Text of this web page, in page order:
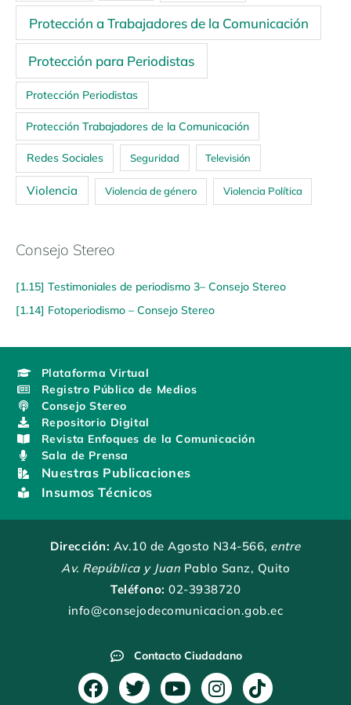
Protección a Trabajadores de la Comunicación
Protección para Periodistas
Protección Periodistas
Protección Trabajadores de la Comunicación
Redes Sociales Seguridad Televisión
Violencia Violencia de género Violencia Política
Consejo Stereo
[1.15] Testimoniales de periodismo 3– Consejo Stereo
[1.14] Fotoperiodismo – Consejo Stereo
Plataforma Virtual
Registro Público de Medios
Consejo Stereo
Repositorio Digital
Revista Enfoques de la Comunicación
Sala de Prensa
Nuestras Publicaciones
Insumos Técnicos
Dirección: Av.10 de Agosto N34-566, entre
Av. República y Juan Pablo Sanz, Quito
Teléfono: 02-3938720
info@consejodecomunicacion.gob.ec
Contacto Ciudadano
F
T
Y
I
T